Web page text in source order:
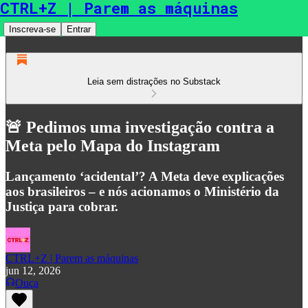
CTRL+Z | Parem as máquinas
Inscreva-se Entrar
Leia sem distrações no Substack
🚨 Pedimos uma investigação contra a
Meta pelo Mapa do Instagram
Lançamento ‘acidental’? A Meta deve explicações
aos brasileiros – e nós acionamos o Ministério da
Justiça para cobrar.
CTRL+Z | Parem as máquinas
jun 12, 2026
Ouça